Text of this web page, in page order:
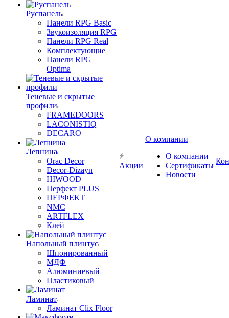
Руспанель
Панели RPG Basic
Звукоизоляция RPG
Панели RPG Real
Комплектующие
Панели RPG
Optima
Теневые и скрытые
профили
FRAMEDOORS
LACONISTIQ
DECARO
Лепнина
Orac Decor
Decor-Dizayn
HIWOOD
Перфект PLUS
ПЕРФЕКТ
NMC
ARTFLEX
Клей
Напольный плинтус
Шпонированный
МДФ
Алюминиевый
Пластиковый
Ламинат
Ламинат Clix Floor
Акции
О компании
О компании
Сертификаты
Новости